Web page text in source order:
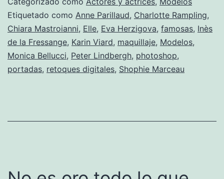
sin
Photoshop.
Etiquetado como Anne Parillaud, Charlotte Rampling,
Chiara Mastroianni, Elle, Eva Herzigova, famosas, Inès
de la Fressange, Karin Viard, maquillaje, Modelos,
Monica Bellucci, Peter Lindbergh, photoshop,
portadas, retoques digitales, Shophie Marceau